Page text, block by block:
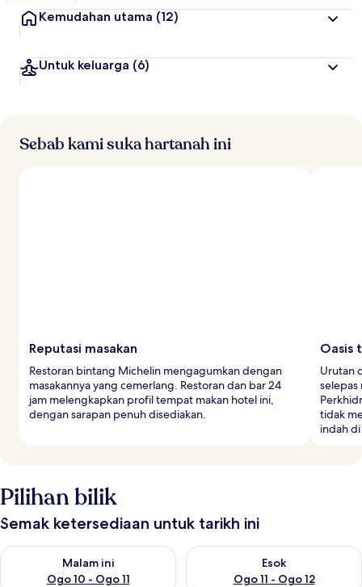
g
o
l
Kemudahan utama (12)
Untuk keluarga (6)
Sebab kami suka hartanah ini
Reputasi masakan
Restoran bintang Michelin mengagumkan dengan
masakannya yang cemerlang. Restoran dan bar 24
jam melengkapkan profil tempat makan hotel ini,
dengan sarapan penuh disediakan.
Oasis
Urutan
selepas
tidak
indah
Pilihan bilik
Semak ketersediaan untuk tarikh ini
Malam ini
Ogo 10 - Ogo 11
Semak ketersediaan untuk malam ini Ogo 10 - Ogo 11
Esok
Ogo 11 - Ogo 12
Semak ketersediaan untuk